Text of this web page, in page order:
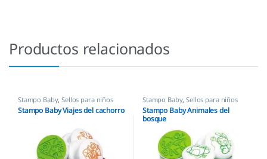
Productos relacionados
Stampo Baby,Sellos para niños
Stampo Baby Viajes del cachorro
Stampo Baby,Sellos para niños
Stampo Baby Animales del
bosque